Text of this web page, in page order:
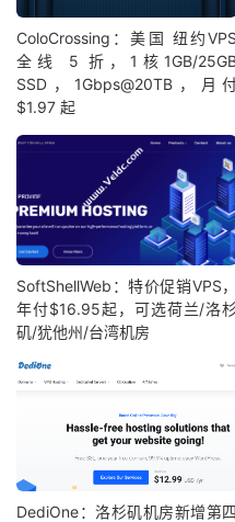
ColoCrossing：美国 纽约VPS
全线 5 折，1核1GB/
SSD，1Gbps@20TB，月
$1.97 起
SoftShellWeb：特价促销VPS，
年付$16.95起，可选荷兰/洛杉
矶/犹他州/台湾机房
DediOne：洛杉矶机房新增第四